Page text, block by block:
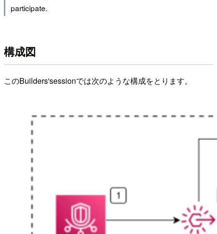
participate.
構成図
このBuilders'sessionでは次のような構成をとります。